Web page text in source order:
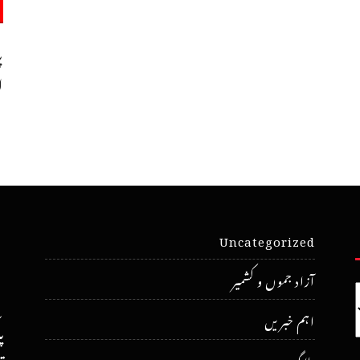
Uncategorized
آزاد جموں و کشمیر
اہم خبریں